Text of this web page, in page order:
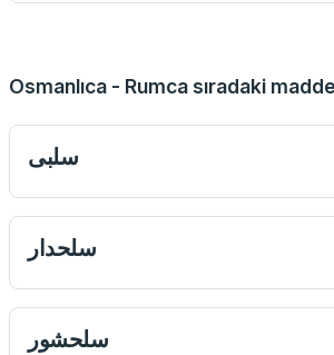
Osmanlıca - Rumca sıradaki
سلبى
سلحدار
سلحشور